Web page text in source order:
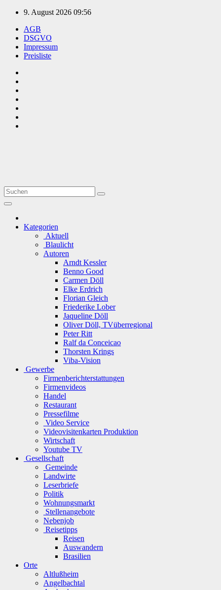
Zum
springen
9. August 2026 09:56
AGB
DSGVO
Impressum
Preisliste
Kategorien
Aktuell
Blaulicht
Autoren
Arndt Kessler
Benno Good
Carmen Döll
Elke Erdrich
Florian Gleich
Friederike Lober
Jaqueline Döll
Oliver Döll, TVüberregional
Peter Ritt
Ralf da Conceicao
Thorsten Krings
Viba-Vision
Gewerbe
Firmenberichterstattungen
Firmenvideos
Handel
Restaurant
Pressefilme
Video Service
Videovisitenkarten Produktion
Wirtschaft
Youtube TV
Gesellschaft
Gemeinde
Landwirte
Leserbriefe
Politik
Wohnungsmarkt
Stellenangebote
Nebenjob
Reisetipps
Reisen
Auswandern
Brasilien
Orte
Altlußheim
Angelbachtal